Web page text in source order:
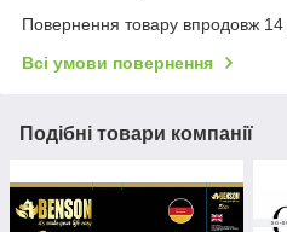
Повернення товару впродовж 14
Всі умови повернення
Подібні товари компанії